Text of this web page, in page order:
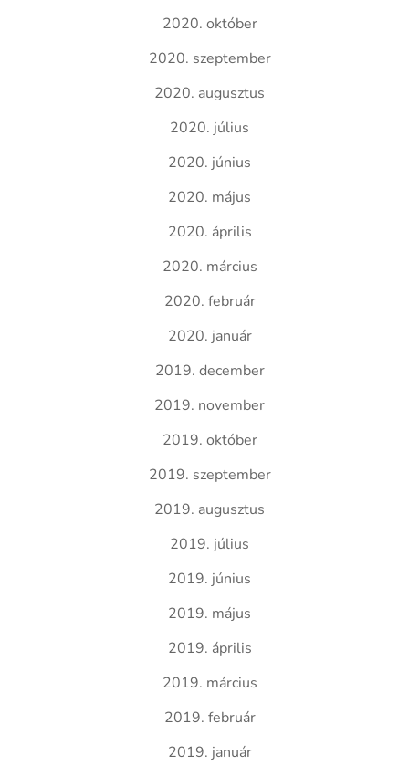
2020. október
2020. szeptember
2020. augusztus
2020. július
2020. június
2020. május
2020. április
2020. március
2020. február
2020. január
2019. december
2019. november
2019. október
2019. szeptember
2019. augusztus
2019. július
2019. június
2019. május
2019. április
2019. március
2019. február
2019. január